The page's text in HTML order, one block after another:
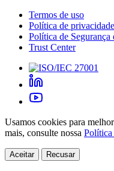
Termos de uso
Política de privacidade
Política de Segurança
Trust Center
Usamos cookies para
mais, consulte nossa Política
Aceitar Recusar